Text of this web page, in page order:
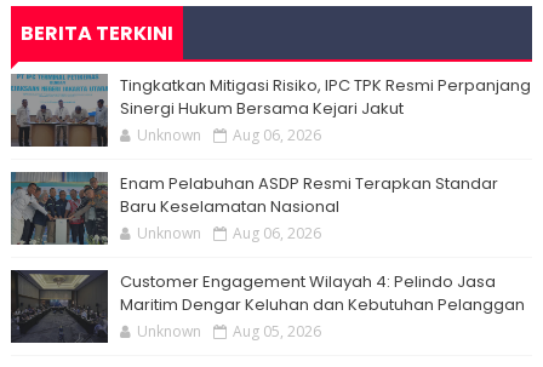
BERITA TERKINI
Tingkatkan Mitigasi Risiko, IPC TPK Resmi Perpanjang
Sinergi Hukum Bersama Kejari Jakut
Unknown Aug 06, 2026
Enam Pelabuhan ASDP Resmi Terapkan Standar
Baru Keselamatan Nasional
Unknown Aug 06, 2026
Customer Engagement Wilayah 4: Pelindo Jasa
Maritim Dengar Keluhan dan Kebutuhan Pelanggan
Unknown Aug 05, 2026